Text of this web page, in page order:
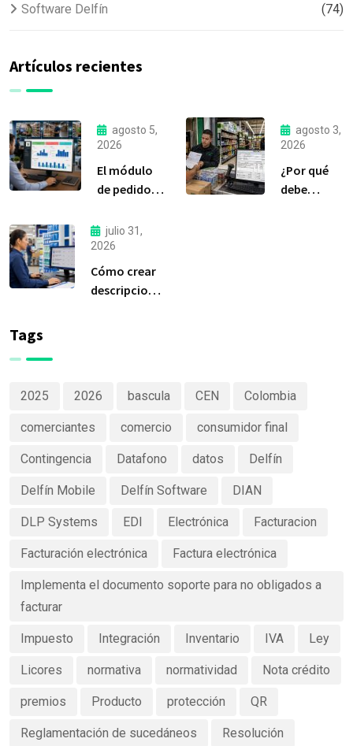
Software Delfín (74)
Artículos recientes
agosto 5,
2026
El módulo
de pedidos:
la
herramienta
más
importante
de Delfín
agosto 3,
2026
¿Por qué
debe
julio 31,
2026
Cómo crear
descripciones
Tags
2025 2026 bascula CEN Colombia
comerciantes comercio consumidor final
Contingencia Datafono datos Delfín
Delfín Mobile Delfín Software DIAN
DLP Systems EDI Electrónica Facturacion
Facturación electrónica Factura electrónica
Implementa el documento soporte para no obligados a
facturar
Impuesto Integración Inventario IVA Ley
Licores normativa normatividad Nota crédito
premios Producto protección QR
Reglamentación de sucedáneos Resolución